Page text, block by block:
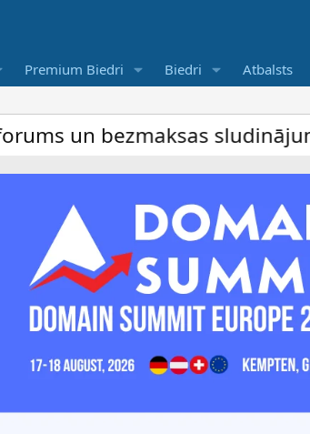
Premium Biedri Biedri Atbalsts
sludinājumu